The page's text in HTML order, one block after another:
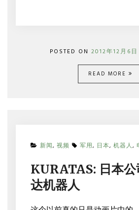
POSTED ON 2012年12月6日
READ MORE
新闻, 视频 军用, 日本, 机器人,
KURATAS: 日本公
达机器人